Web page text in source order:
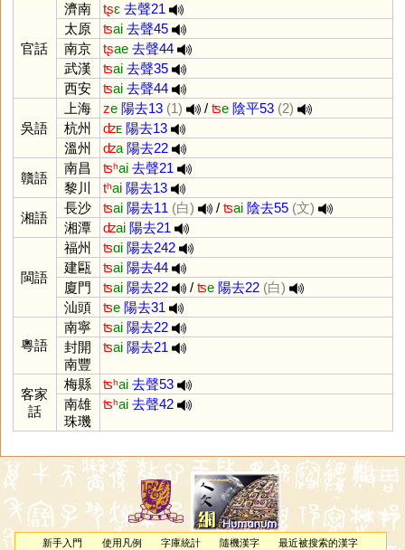
官話
濟南 tʂɛ 去聲21
太原
ʦai 去聲45
南京
tʂae 去聲44
武漢
ʦai 去聲35
西安
ʦai 去聲44
吳語
上海 ze 陽去13 (1) / ʦe 陰平53 (2)
杭州
ʣᴇ 陽去13
溫州
ʣa 陽去22
贛語
南昌 ʦʰai 去聲21
黎川
tʰai 陽去13
湘語
長沙 ʦai 陽去11 (白) / ʦai 陰去55 (文)
湘潭
ʣai 陽去21
閩語
福州 ʦɑi 陽去242
建甌
ʦai 陽去44
廈門
ʦai 陽去22 / ʦe 陽去22 (白)
汕頭
ʦe 陽去31
粵語
南寧 ʦai 陽去22
封開
南豐
ʦai 陽去21
客家
話
梅縣 ʦʰai 去聲53
南雄
珠璣
ʦʰai 去聲42
新手入門 使用凡例 字庫統計 隨機漢字 最近被搜索的漢字